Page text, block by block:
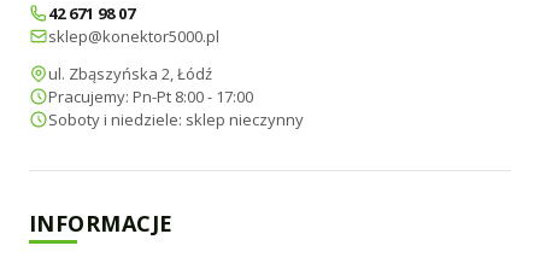
42 671 98 07
sklep@konektor5000.pl
ul. Zbąszyńska 2, Łódź
Pracujemy: Pn-Pt 8:00 - 17:00
Soboty i niedziele: sklep nieczynny
INFORMACJE